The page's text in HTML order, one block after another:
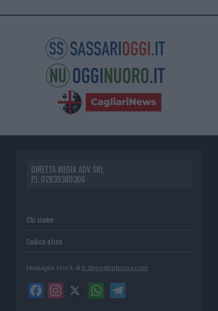
DIRETTA MEDIA ADV SRL
P.I. 02839380306
Chi siamo
Codice etico
Immagini stock di it.depositphotos.com